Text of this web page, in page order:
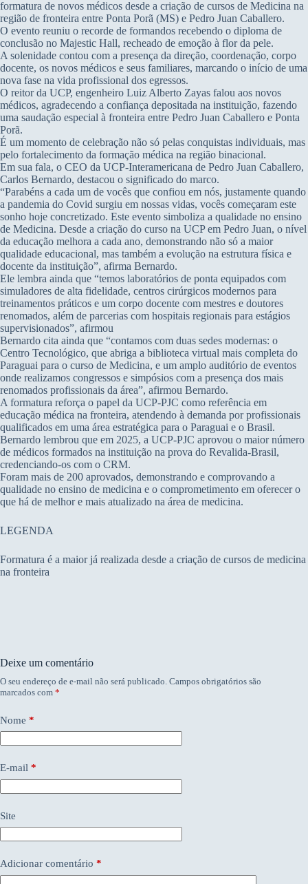
formatura de novos médicos desde a criação de cursos de Medicina na
região de fronteira entre Ponta Porã (MS) e Pedro Juan Caballero.
O evento reuniu o recorde de formandos recebendo o diploma de
conclusão no Majestic Hall, recheado de emoção à flor da pele.
A solenidade contou com a presença da direção, coordenação, corpo
docente, os novos médicos e seus familiares, marcando o início de uma
nova fase na vida profissional dos egressos.
O reitor da UCP, engenheiro Luiz Alberto Zayas falou aos novos
médicos, agradecendo a confiança depositada na instituição, fazendo
uma saudação especial à fronteira entre Pedro Juan Caballero e Ponta
Porã.
É um momento de celebração não só pelas conquistas individuais, mas
pelo fortalecimento da formação médica na região binacional.
Em sua fala, o CEO da UCP-Interamericana de Pedro Juan Caballero,
Carlos Bernardo, destacou o significado do marco.
“Parabéns a cada um de vocês que confiou em nós, justamente quando
a pandemia do Covid surgiu em nossas vidas, vocês começaram este
sonho hoje concretizado. Este evento simboliza a qualidade no ensino
de Medicina. Desde a criação do curso na UCP em Pedro Juan, o nível
da educação melhora a cada ano, demonstrando não só a maior
qualidade educacional, mas também a evolução na estrutura física e
docente da instituição”, afirma Bernardo.
Ele lembra ainda que “temos laboratórios de ponta equipados com
simuladores de alta fidelidade, centros cirúrgicos modernos para
treinamentos práticos e um corpo docente com mestres e doutores
renomados, além de parcerias com hospitais regionais para estágios
supervisionados”, afirmou
Bernardo cita ainda que “contamos com duas sedes modernas: o
Centro Tecnológico, que abriga a biblioteca virtual mais completa do
Paraguai para o curso de Medicina, e um amplo auditório de eventos
onde realizamos congressos e simpósios com a presença dos mais
renomados profissionais da área”, afirmou Bernardo.
A formatura reforça o papel da UCP-PJC como referência em
educação médica na fronteira, atendendo à demanda por profissionais
qualificados em uma área estratégica para o Paraguai e o Brasil.
Bernardo lembrou que em 2025, a UCP-PJC aprovou o maior número
de médicos formados na instituição na prova do Revalida-Brasil,
credenciando-os com o CRM.
Foram mais de 200 aprovados, demonstrando e comprovando a
qualidade no ensino de medicina e o comprometimento em oferecer o
que há de melhor e mais atualizado na área de medicina.
LEGENDA
Formatura é a maior já realizada desde a criação de cursos de medicina
na fronteira
Deixe um comentário
O seu endereço de e-mail não será publicado. Campos obrigatórios são
marcados com *
Nome *
E-mail *
Site
Adicionar comentário *